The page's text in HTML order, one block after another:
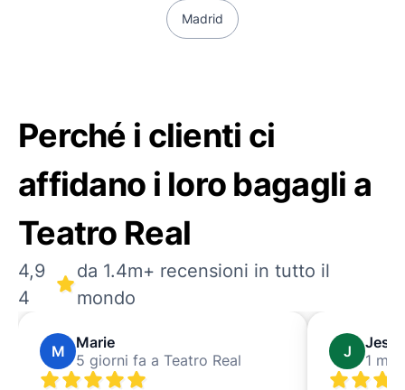
Madrid
Perché i clienti ci
affidano i loro bagagli a
Teatro Real
4,9
4
da 1.4m+ recensioni in tutto il
mondo
M
Marie
5 giorni fa a Teatro Real
J
1